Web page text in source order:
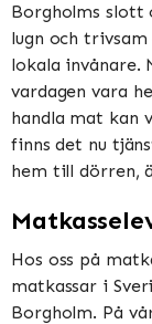
Borgholms slott
lugn och
lokala invånare.
vardagen vara
handla mat kan
finns det nu
hem till dörren,
Hos oss på
matkassar i
Borgholm. På